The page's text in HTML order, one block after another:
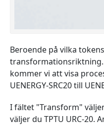
Beroende på vilka
kommer vi att visa
UENERGY-SRC20 till
I fältet "Transform" väljer
väljer du TPTU URC-20.